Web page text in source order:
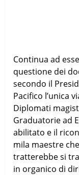
Continua ad
questione dei
secondo il
Pacifico l’unica
Diplomati
Graduatorie ad
abilitato e il
mila maestre
tratterebbe si
in organico di